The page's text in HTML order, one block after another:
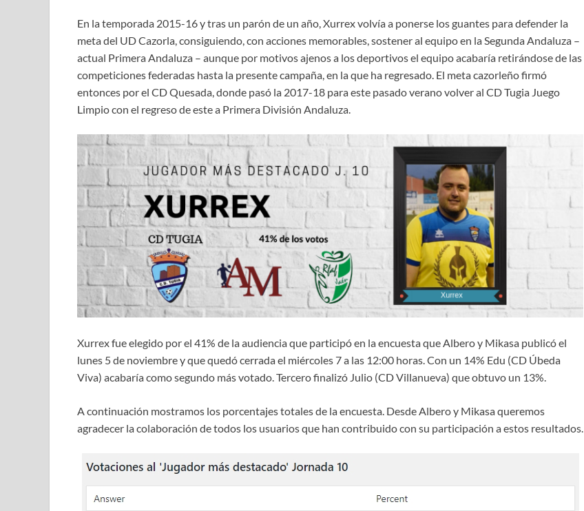
En la temporada 2015-16 y tras un parón de un año, Xurrex volvía a ponerse los guantes para defender la
meta del UD Cazorla, consiguiendo, con acciones memorables, sostener al equipo en la Segunda Andaluza –
actual Primera Andaluza – aunque por motivos ajenos a los deportivos el equipo acabaría retirándose de las
competiciones federadas hasta la presente campaña, en la que ha regresado. El meta cazorleño firmó
entonces por el CD Quesada, donde pasó la 2017-18 para este pasado verano volver al CD Tugia Juego
Limpio con el regreso de este a Primera División Andaluza.
Xurrex fue elegido por el 41% de la audiencia que participó en la encuesta que Albero y Mikasa publicó el
lunes 5 de noviembre y que quedó cerrada el miércoles 7 a las 12:00 horas. Con un 14% Edu (CD Úbeda
Viva) acabaría como segundo más votado. Tercero finalizó Julio (CD Villanueva) que obtuvo un 13%.
A continuación mostramos los porcentajes totales de la encuesta. Desde Albero y Mikasa queremos
agradecer la colaboración de todos los usuarios que han contribuido con su participación a estos resultados.